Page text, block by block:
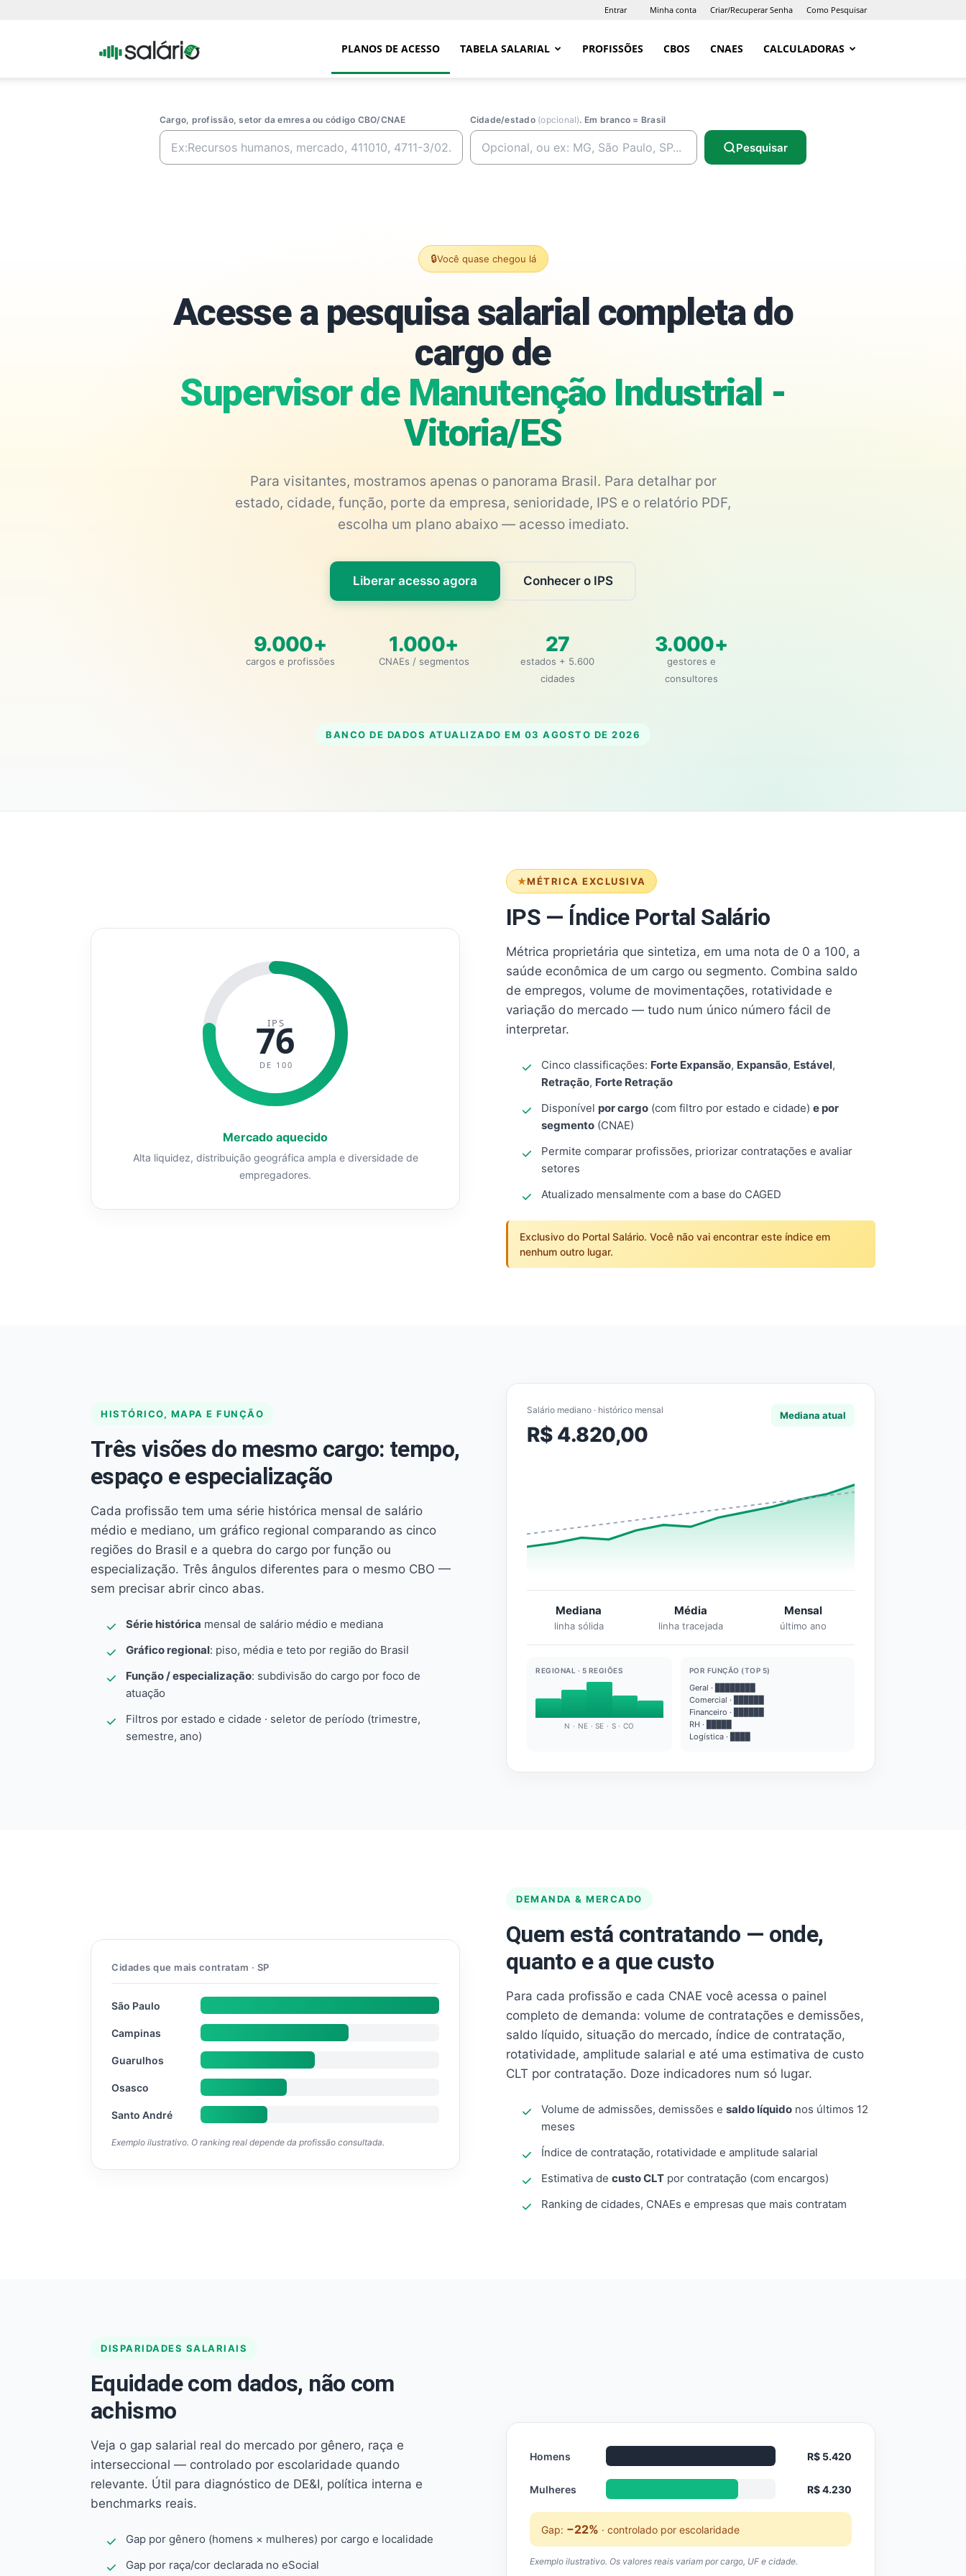
Entrar Minha conta Criar/Recuperar Senha Como Pesquisar
Portal PLANOS DE ACESSO TABELA SALARIAL PROFISSÕES CBOS CNAES CALCULADORAS
Cargo, profissão, setor da emresa ou código CBO/CNAE Cidade/estado (opcional). Em branco = Brasil
Pesquisar
🔒Você quase chegou lá
Acesse a pesquisa salarial completa do
cargo de
Supervisor de Manutenção Industrial -
Vitoria/ES
Para visitantes, mostramos apenas o panorama Brasil. Para detalhar por
estado, cidade, função, porte da empresa, senioridade, IPS e o relatório PDF,
escolha um plano abaixo — acesso imediato.
Liberar acesso agora Conhecer o IPS
9.000+
cargos e profissões
1.000+
CNAEs / segmentos
27
estados + 5.600
cidades
3.000+
gestores e
consultores
BANCO DE DADOS ATUALIZADO EM 03 AGOSTO DE 2026
MÉTRICA EXCLUSIVA
IPS — Índice Portal Salário
Métrica proprietária que sintetiza, em uma nota de 0 a 100, a
saúde econômica de um cargo ou segmento. Combina saldo
de empregos, volume de movimentações, rotatividade e
variação do mercado — tudo num único número fácil de
interpretar.
Cinco classificações: Forte Expansão, Expansão, Estável,
Retração, Forte Retração
Disponível por cargo (com filtro por estado e cidade) e por
segmento (CNAE)
Permite comparar profissões, priorizar contratações e avaliar
setores
Atualizado mensalmente com a base do CAGED
Exclusivo do Portal Salário. Você não vai encontrar este índice em
nenhum outro lugar.
IPS
76
DE 100
Mercado aquecido
Alta liquidez, distribuição geográfica ampla e diversidade de
empregadores.
HISTÓRICO, MAPA E FUNÇÃO
Três visões do mesmo cargo: tempo,
espaço e especialização
Cada profissão tem uma série histórica mensal de salário
médio e mediano, um gráfico regional comparando as cinco
regiões do Brasil e a quebra do cargo por função ou
especialização. Três ângulos diferentes para o mesmo CBO —
sem precisar abrir cinco abas.
Série histórica mensal de salário médio e mediana
Gráfico regional: piso, média e teto por região do Brasil
Função / especialização: subdivisão do cargo por foco de
atuação
Filtros por estado e cidade · seletor de período (trimestre,
semestre, ano)
Salário mediano · histórico mensal
R$ 4.820,00
Mediana atual
Mediana
linha sólida
Média
linha tracejada
Mensal
último ano
REGIONAL · 5 REGIÕES
N · NE · SE · S · CO
POR FUNÇÃO (TOP 5)
Geral · ████████
Comercial · ██████
Financeiro · ██████
RH · █████
Logística · ████
DEMANDA & MERCADO
Quem está contratando — onde,
quanto e a que custo
Para cada profissão e cada CNAE você acessa o painel
completo de demanda: volume de contratações e demissões,
saldo líquido, situação do mercado, índice de contratação,
rotatividade, amplitude salarial e até uma estimativa de custo
CLT por contratação. Doze indicadores num só lugar.
Volume de admissões, demissões e saldo líquido nos últimos 12
meses
Índice de contratação, rotatividade e amplitude salarial
Estimativa de custo CLT por contratação (com encargos)
Ranking de cidades, CNAEs e empresas que mais contratam
Cidades que mais contratam · SP
São Paulo
Campinas
Guarulhos
Osasco
Santo André
Exemplo ilustrativo. O ranking real depende da profissão consultada.
DISPARIDADES SALARIAIS
Equidade com dados, não com
achismo
Veja o gap salarial real do mercado por gênero, raça e
interseccional — controlado por escolaridade quando
relevante. Útil para diagnóstico de DE&I, política interna e
benchmarks reais.
Gap por gênero (homens × mulheres) por cargo e localidade
Gap por raça/cor declarada no eSocial
Homens R$ 5.420
Mulheres R$ 4.230
Gap: −22% · controlado por escolaridade
Exemplo ilustrativo. Os valores reais variam por cargo, UF e cidade.